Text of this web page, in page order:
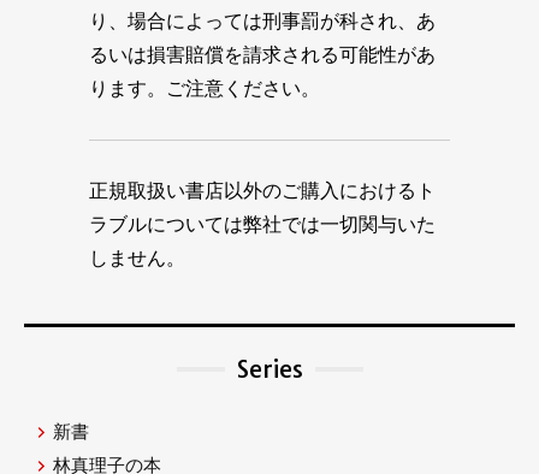
り、場合によっては刑事罰が科され、あ
るいは損害賠償を請求される可能性があ
ります。ご注意ください。
正規取扱い書店以外のご購入におけるト
ラブルについては弊社では一切関与いた
しません。
Series
新書
林真理子の本